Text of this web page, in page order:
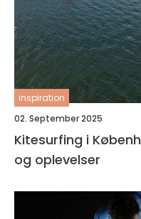
inspiration
02. September 2025
Kitesurfing i
og oplevelser